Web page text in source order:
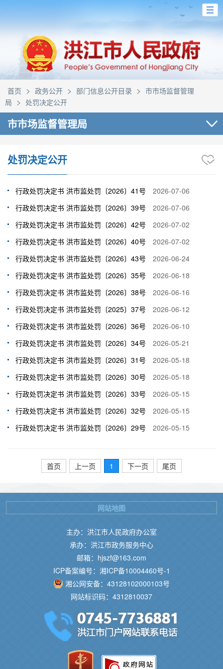
首页 > 政务公开 > 部门信息公开目录 > 市市场监督管理
局 > 处罚决定公开
市市场监督管理局
处罚决定公开
行政处罚决定书 洪市监处罚〔2026〕41号
2026-07-06
行政处罚决定书 洪市监处罚〔2026〕39号
2026-07-06
行政处罚决定书 洪市监处罚〔2026〕42号
2026-07-02
行政处罚决定书 洪市监处罚〔2026〕40号
2026-07-02
行政处罚决定书 洪市监处罚〔2026〕43号
2026-06-24
行政处罚决定书 洪市监处罚〔2026〕35号
2026-06-18
行政处罚决定书 洪市监处罚〔2026〕38号
2026-06-16
行政处罚决定书 洪市监处罚〔2025〕37号
2026-06-12
行政处罚决定书 洪市监处罚〔2026〕36号
2026-06-10
行政处罚决定书 洪市监处罚〔2026〕34号
2026-05-21
行政处罚决定书 洪市监处罚〔2026〕31号
2026-05-18
行政处罚决定书 洪市监处罚〔2026〕30号
2026-05-18
行政处罚决定书 洪市监处罚〔2026〕33号
2026-05-15
行政处罚决定书 洪市监处罚〔2026〕32号
2026-05-15
行政处罚决定书 洪市监处罚〔2026〕29号
2026-05-15
首页 上一页 1 下一页 尾页
主办：洪江市人民政府办公室
承办：洪江市政务服务中心
邮箱：hjszf@163.com
ICP备案编号：湘ICP备10004460号-1
湘公网安备：43128102000103号
网站标识码：4312810037
网站地图